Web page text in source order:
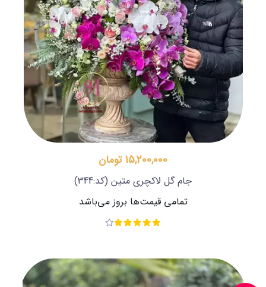
15,200,000 تومان
جام گل لاکچری متین (کد:344)
تمامی قیمت‌ها بروز می‌باشد